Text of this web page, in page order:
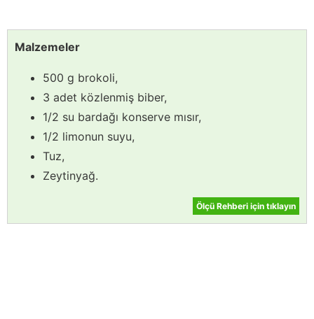
Malzemeler
500 g brokoli,
3 adet közlenmiş biber,
1/2 su bardağı konserve mısır,
1/2 limonun suyu,
Tuz,
Zeytinyağ.
Ölçü Rehberi için tıklayın